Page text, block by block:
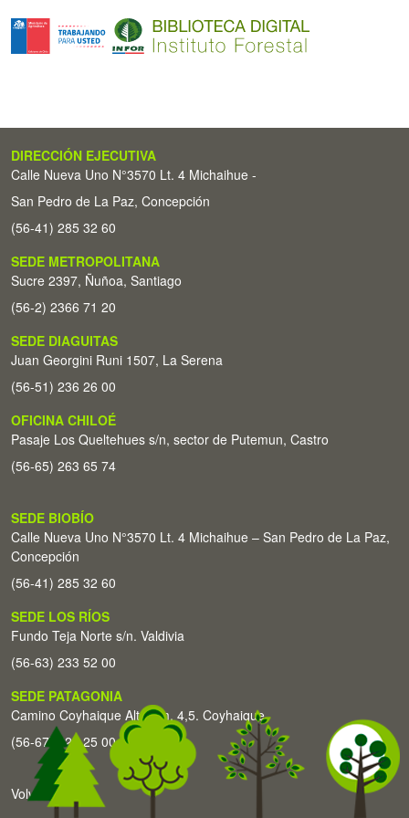
DIRECCIÓN EJECUTIVA
Calle Nueva Uno N°3570 Lt. 4 Michaihue -
San Pedro de La Paz, Concepción
(56-41) 285 32 60
SEDE METROPOLITANA
Sucre 2397, Ñuñoa, Santiago
(56-2) 2366 71 20
SEDE DIAGUITAS
Juan Georgini Runi 1507, La Serena
(56-51) 236 26 00
OFICINA CHILOÉ
Pasaje Los Queltehues s/n, sector de Putemun, Castro
(56-65) 263 65 74
SEDE BIOBÍO
Calle Nueva Uno N°3570 Lt. 4 Michaihue – San Pedro de La Paz,
Concepción
(56-41) 285 32 60
SEDE LOS RÍOS
Fundo Teja Norte s/n. Valdivia
(56-63) 233 52 00
SEDE PATAGONIA
Camino Coyhaique Alto Km. 4,5. Coyhaique
(56-67) 226 25 00
Volver arriba